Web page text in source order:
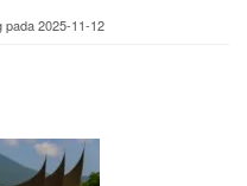
pada2025-11-12